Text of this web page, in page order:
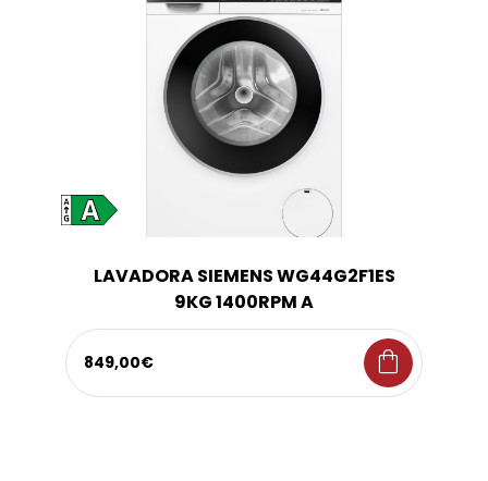
LAVADORA SIEMENS WG44G2F1ES
9KG 1400RPM A
849,00€ shopping_bag